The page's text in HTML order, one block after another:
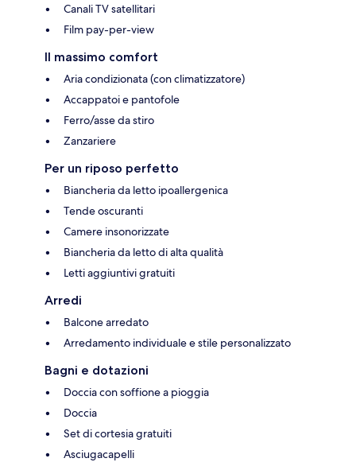
Canali TV satellitari
Film pay-per-view
Il massimo comfort
Aria condizionata (con climatizzatore)
Accappatoi e pantofole
Ferro/asse da stiro
Zanzariere
Per un riposo perfetto
Biancheria da letto ipoallergenica
Tende oscuranti
Camere insonorizzate
Biancheria da letto di alta qualità
Letti aggiuntivi gratuiti
Arredi
Balcone arredato
Arredamento individuale e stile personalizzato
Bagni e dotazioni
Doccia con soffione a pioggia
Doccia
Set di cortesia gratuiti
Asciugacapelli